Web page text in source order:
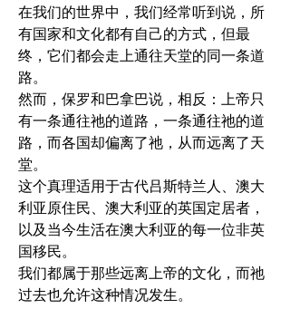
在我们的世界中，我们经常听到说，所
有国家和文化都有自己的方式，但最
终，它们都会走上通往天堂的同一条道
路。
然而，保罗和巴拿巴说，相反：上帝只
有一条通往祂的道路，一条通往祂的道
路，而各国却偏离了祂，从而远离了天
堂。
这个真理适用于古代吕斯特兰人、澳大
利亚原住民、澳大利亚的英国定居者，
以及当今生活在澳大利亚的每一位非英
国移民。
我们都属于那些远离上帝的文化，而祂
过去也允许这种情况发生。